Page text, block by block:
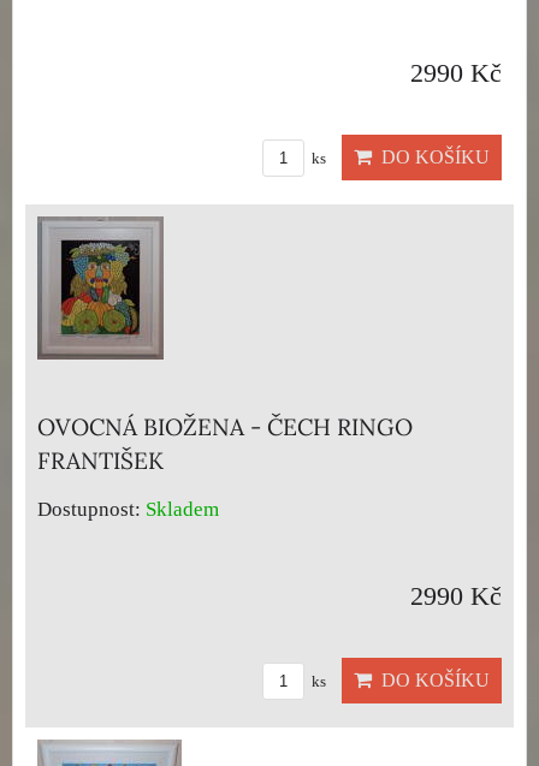
2990 Kč
ks DO KOŠÍKU
OVOCNÁ BIOŽENA - ČECH RINGO
FRANTIŠEK
Dostupnost: Skladem
2990 Kč
ks DO KOŠÍKU